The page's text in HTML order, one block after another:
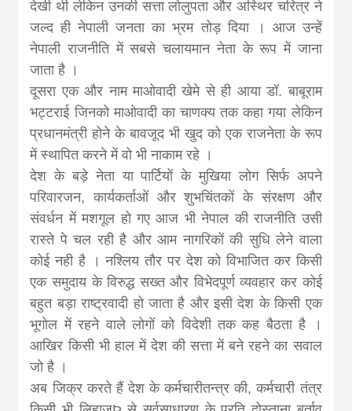
देखी थी लेकिन उनकी सत्ता लोलुपता और अस्थिर चरित्र ने
जल्द ही नेपाली जनता का भ्रम तोड़ दिया । आज उन्हें
नेपाली राजनीति में सबसे चलायमान नेता के रूप में जाना
जाता है ।
दूसरा एक और नाम माओवादी खेमे से ही आया डॉ. बाबूराम
भट्टराई जिनको माओवादी का चाणक्य तक कहा गया लेकिन
प्रधानमंत्री होने के बावजूद भी खुद को एक राजनेता के रूप
में स्थापित करने में वो भी नाकाम रहे ।
देश के बड़े नेता या पार्टियों के मुखिया लोग सिर्फ अपने
परिवारजन, कार्यकर्ताओं और शुभचिंतकों के संरक्षण और
संवर्धन में मशगूल हो गए आज भी नेपाल की राजनीति उसी
रास्ते पे चल रही है और आम नागरिकों की सुधि लेने वाला
कोई नही है । नश्लिय तौर पर देश को विभाजित कर किसी
एक समुदाय के विरुद्ध सख्त और विभेदपूर्ण व्यवहार कर कोई
बहुत बड़ा राष्ट्रवादी हो जाता है और इसी देश के किसी एक
भूगोल में रहने वाले लोगों को विदेशी तक कह बैठता है ।
आखिर किसी भी हाल में देश की सत्ता में बने रहने का सवाल
जो है ।
अब जिक्र करते हैं देश के कर्मचारीतन्त्र की, कर्मचारी तंत्र